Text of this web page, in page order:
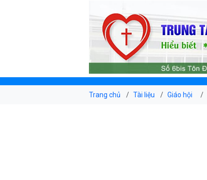
Trang chủ Tài liệu Giáo hội